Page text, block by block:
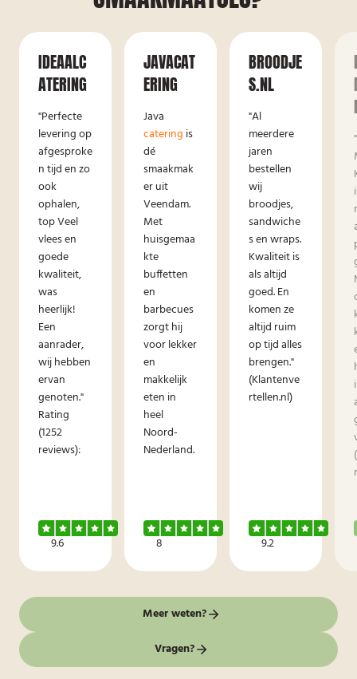
IDEAALC
ATERING
"Perfecte
levering op
afgesproke
n tijd en zo
ook
ophalen,
top Veel
vlees en
goede
kwaliteit,
was
heerlijk!
Een
aanrader,
wij hebben
ervan
genoten."
Rating
(1252
reviews):
9.6
JAVACAT
ERING
Java
catering is
dé
smaakmak
er uit
Veendam.
Met
huisgemaa
kte
buffetten
en
barbecues
zorgt hij
voor lekker
en
makkelijk
eten in
heel
Noord-
Nederland.
8
BROODJE
S.NL
"Al
meerdere
jaren
bestellen
wij
broodjes,
sandwiche
s en wraps.
Kwaliteit is
als altijd
goed. En
komen ze
altijd ruim
op tijd alles
brengen."
(Klantenve
rtellen.nl)
9.2
Meer weten?
Vragen?